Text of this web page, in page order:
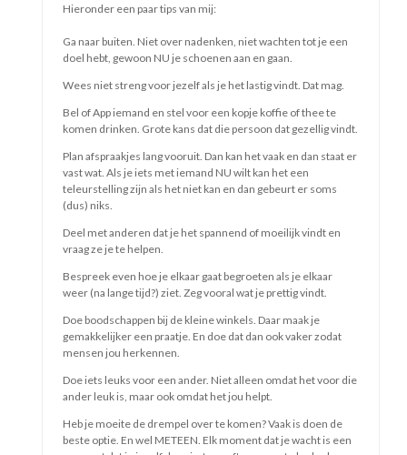
van Bepper Coaching blijkbaar al tijden niet worden
via deze site. Alleen via coaching.nl en Coachfinder.nl en
andere sites waarop Bepper te vinden is.
Dus dan is er ineens een noodzaak. Ik hou er van om dat dan
gelijk aan te pakken. Liefst werk ik een paar nachten door en
dan is het af. Dan kan ik in mijn vrije tijd weer rustig zitten...
Zolang het niet af is, wil en moet ik iets....
Dat is een oud patroon. Ik heb al veel bijgeleerd en soms kan
ik het anders aanpakken. Maar nu, merk ik dat ik het ook
heerlijk vind om het te doen zoals ik gewend ben...het is mijn
als gisternacht. Maar mijn energie is er niet minder om. Ik
schrijf lekker door en ik geniet van het even mogen toegeven
aan op mijn manier iets meteen aanpakken en dan ook
doorgaan tot het af is. Heerlijk. Gelukkig hoeft niet alles te
veranderen en hoeft niet alles bij iedereen op dezelfde
manier.....